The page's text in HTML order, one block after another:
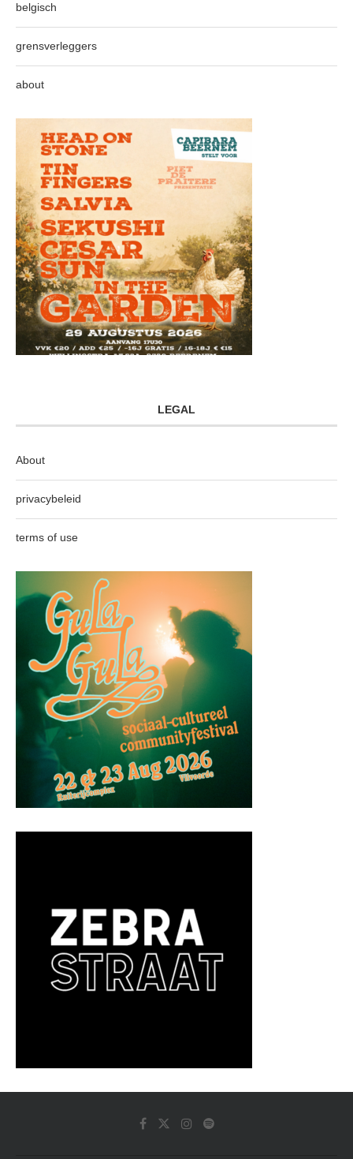
belgisch
grensverleggers
about
LEGAL
About
privacybeleid
terms of use